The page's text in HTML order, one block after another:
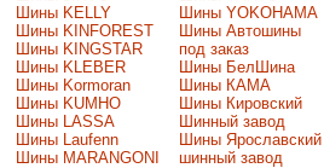
Шины KELLY
Шины KINFOREST
Шины KINGSTAR
Шины KLEBER
Шины Kormoran
Шины KUMHO
Шины LASSA
Шины Laufenn
Шины MARANGONI
Шины YOKOHAMA
Шины Автошины
под заказ
Шины БелШина
Шины КАМА
Шины Кировский
Шинный завод
Шины Ярославский
шинный завод